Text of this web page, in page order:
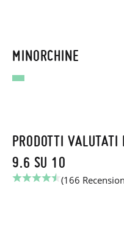
MINORCHINE
PRODOTTI VALUTATI
9.6 SU 10
(166